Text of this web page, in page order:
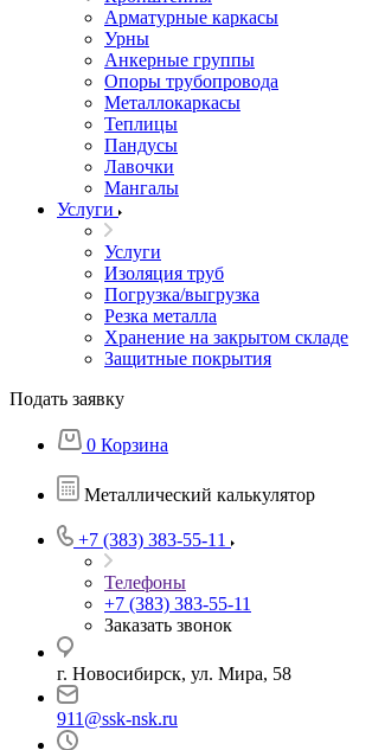
Арматурные каркасы
Урны
Анкерные группы
Опоры трубопровода
Металлокаркасы
Теплицы
Пандусы
Лавочки
Мангалы
Услуги
Услуги
Изоляция труб
Погрузка/выгрузка
Резка металла
Хранение на закрытом складе
Защитные покрытия
Подать заявку
0 Корзина
Металлический калькулятор
+7 (383) 383-55-11
Телефоны
+7 (383) 383-55-11
Заказать звонок
г. Новосибирск, ул. Мира, 58
911@ssk-nsk.ru